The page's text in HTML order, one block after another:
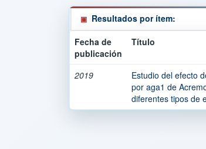
Resultados por ítem:
Fecha de
publicación
Título
2019
Estudio del efecto
por aga1 de
diferentes tipos de